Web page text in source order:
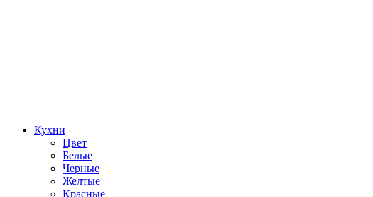
Кухни
Цвет
Белые
Черные
Желтые
Красные